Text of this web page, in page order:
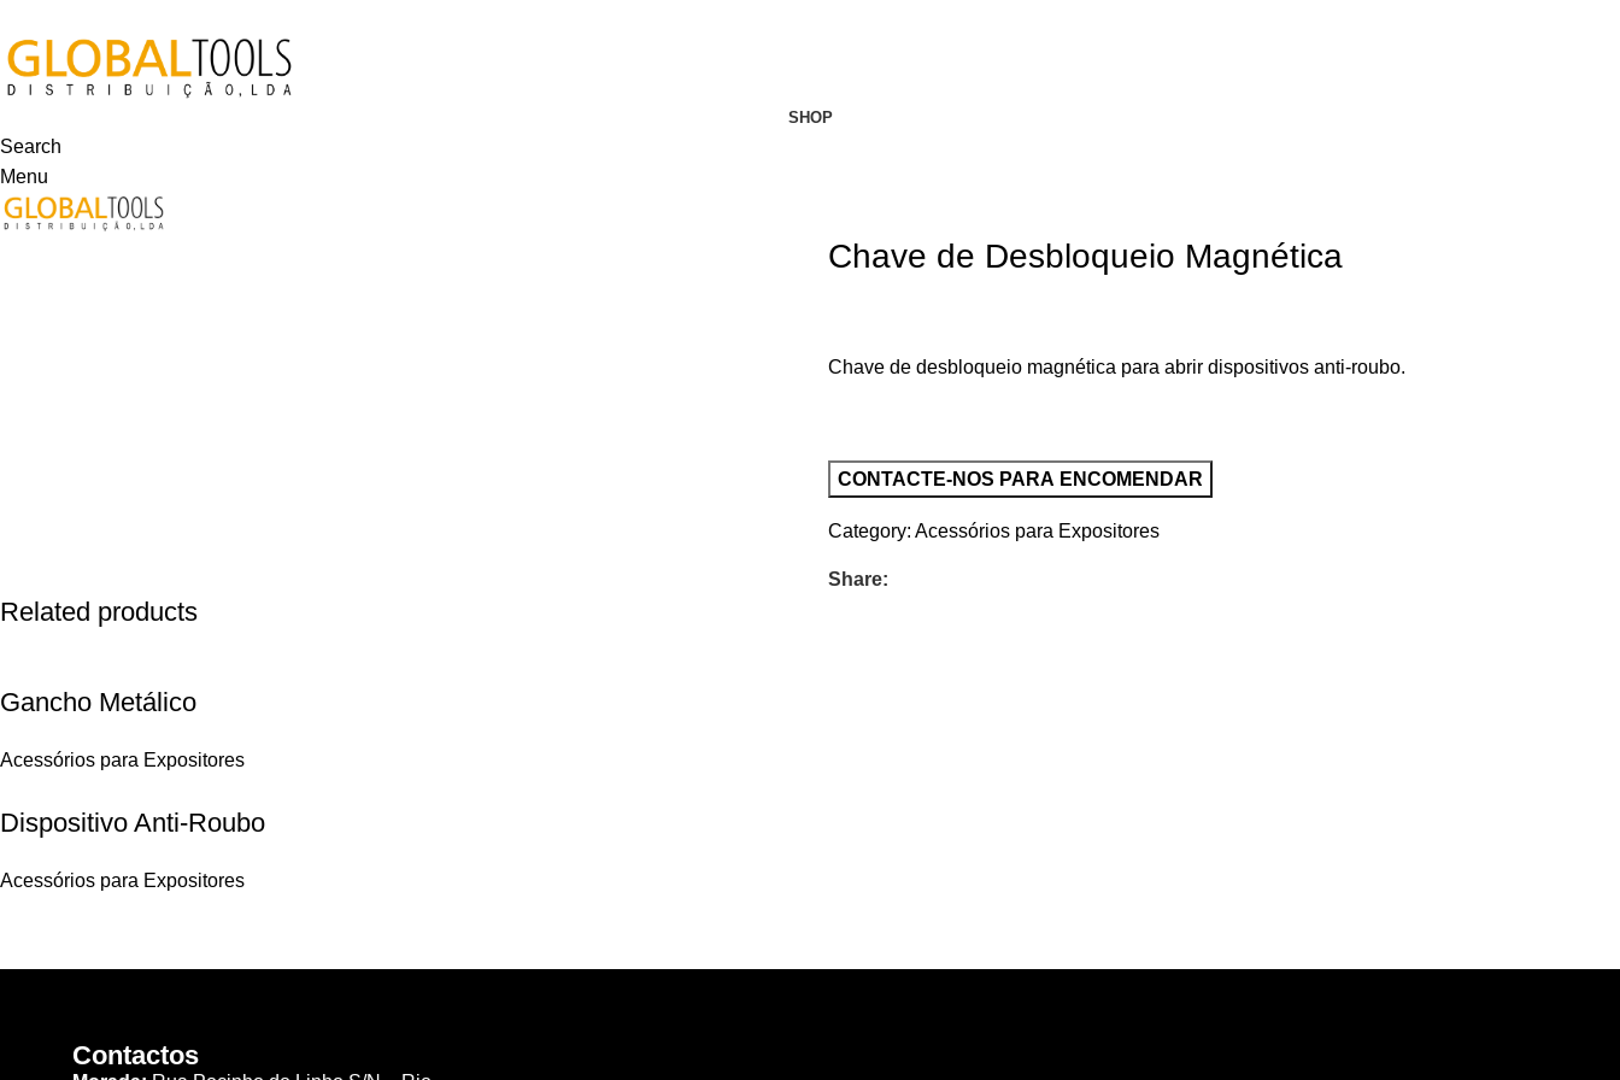
SHOP
Search
Menu
Chave de Desbloqueio Magnética
Chave de desbloqueio magnética para abrir dispositivos anti-roubo.
Category: Acessórios para Expositores
Share:
Related products
Gancho Metálico
Acessórios para Expositores
Dispositivo Anti-Roubo
Acessórios para Expositores
Contactos